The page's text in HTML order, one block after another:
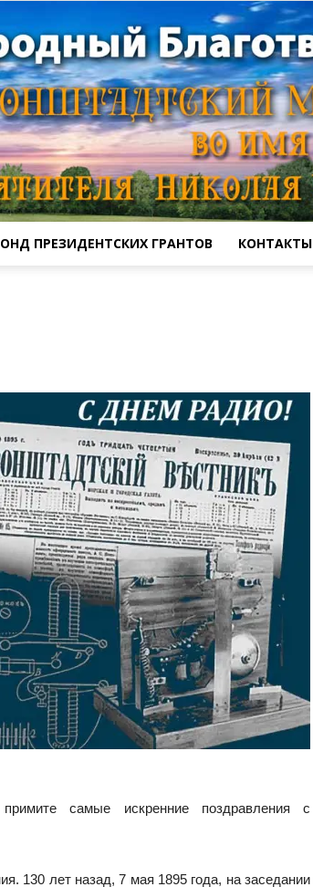
Морской
собор
ПРЕЗИДЕНТСКИХ ГРАНТОВ КОНТАКТЫ
самые искренние поздравления с
130 лет назад, 7 мая 1895 года, на заседании